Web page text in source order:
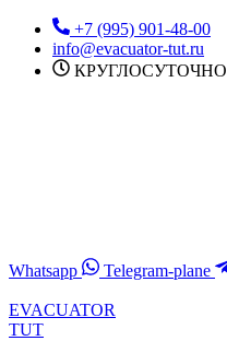
Перейти
содержимому
+7 (995) 901-48-00
info@evacuator-tut.ru
КРУГЛОСУТОЧНО
Whatsapp Telegram-plane
EVACUATOR
TUT